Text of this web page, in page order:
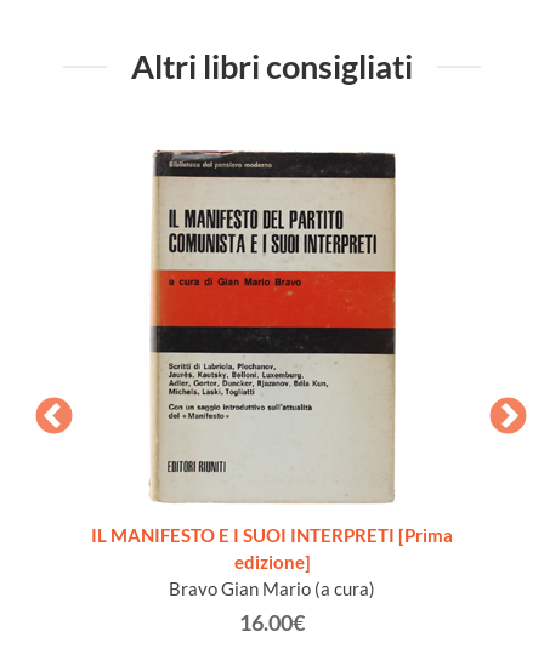
Altri libri consigliati
IL MANIFESTO E I SUOI INTERPRETI [Prima
edizione]
Bravo Gian Mario (a cura)
16.00€